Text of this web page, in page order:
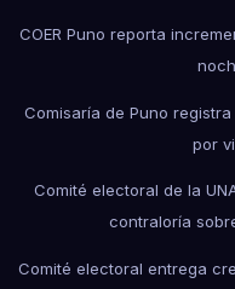
COER Puno reporta
Comisaría de Puno
por
Comité electoral de la
contraloría
Comité electoral entrega